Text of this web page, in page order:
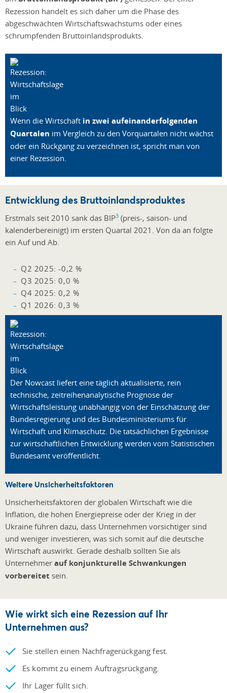
Rezession handelt es sich daher um die Phase des
abgeschwächten Wirtschaftswachstums oder eines
schrumpfenden Bruttoinlandsprodukts.
Wenn die Wirtschaft in zwei aufeinanderfolgenden
Quartalen im Vergleich zu den Vorquartalen nicht wächst
oder ein Rückgang zu verzeichnen ist, spricht man von
einer Rezession.
Entwicklung des Bruttoinlandsproduktes
Erstmals seit 2010 sank das BIP3 (preis-, saison- und
kalenderbereinigt) im ersten Quartal 2021. Von da an folgte
ein Auf und Ab.
Q2 2025: -0,2 %
Q3 2025: 0,0 %
Q4 2025: 0,2 %
Q1 2026: 0,3 %
Der Nowcast liefert eine täglich aktualisierte, rein
technische, zeitreihenanalytische Prognose der
Wirtschaftsleistung unabhängig von der Einschätzung der
Bundesregierung und des Bundesministeriums für
Wirtschaft und Klimaschutz. Die tatsächlichen Ergebnisse
zur wirtschaftlichen Entwicklung werden vom Statistischen
Bundesamt veröffentlicht.
Weitere Unsicherheitsfaktoren
Unsicherheitsfaktoren der globalen Wirtschaft wie die
Inflation, die hohen Energiepreise oder der Krieg in der
Ukraine führen dazu, dass Unternehmen vorsichtiger sind
und weniger investieren, was sich somit auf die deutsche
Wirtschaft auswirkt. Gerade deshalb sollten Sie als
Unternehmer auf konjunkturelle Schwankungen
vorbereitet sein.
Wie wirkt sich eine Rezession auf Ihr
Unternehmen aus?
Sie stellen einen Nachfragerückgang fest.
Es kommt zu einem Auftragsrückgang.
Ihr Lager füllt sich.